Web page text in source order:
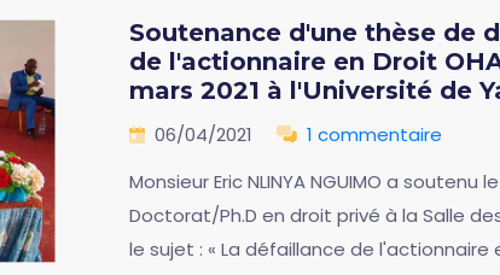
Soutenance d'une thèse de
de l'actionnaire en Droit
mars 2021 à l'Université de
06/04/2021 1 commentaire
Monsieur Eric NLINYA NGUIMO a soutenu
Doctorat/Ph.D en droit privé à la Salle
le sujet : « La défaillance de l'actionnaire